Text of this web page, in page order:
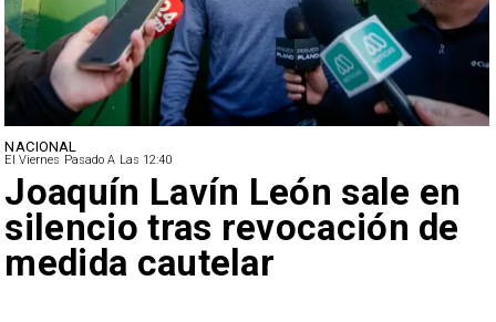
NACIONAL
El Viernes Pasado A Las 12:40
Joaquín Lavín León sale en
silencio tras revocación de
medida cautelar